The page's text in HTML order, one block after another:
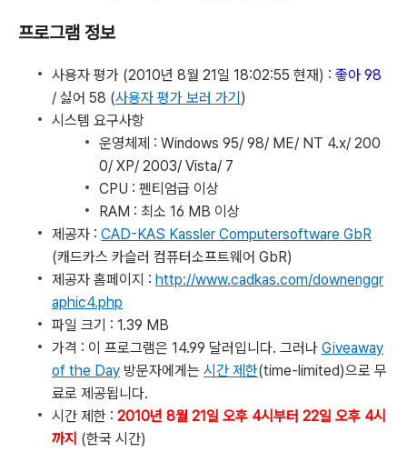
프로그램 정보
사용자 평가 (2010년 8월 21일 18:02:55 현재) : 좋아 98
/ 싫어 58 (사용자 평가 보러 가기)
시스템 요구사항
운영체제 : Windows 95/ 98/ ME/ NT 4.x/ 200
0/ XP/ 2003/ Vista/ 7
CPU : 펜티엄급 이상
RAM : 최소 16 MB 이상
제공자 : CAD-KAS Kassler Computersoftware GbR
(캐드카스 카슬러 컴퓨터소프트웨어 GbR)
제공자 홈페이지 : http://www.cadkas.com/downenggr
aphic4.php
파일 크기 : 1.39 MB
가격 : 이 프로그램은 14.99 달러입니다. 그러나 Giveaway
of the Day 방문자에게는 시간 제한(time-limited)으로 무
료로 제공됩니다.
시간 제한 : 2010년 8월 21일 오후 4시부터 22일 오후 4시
까지 (한국 시간)